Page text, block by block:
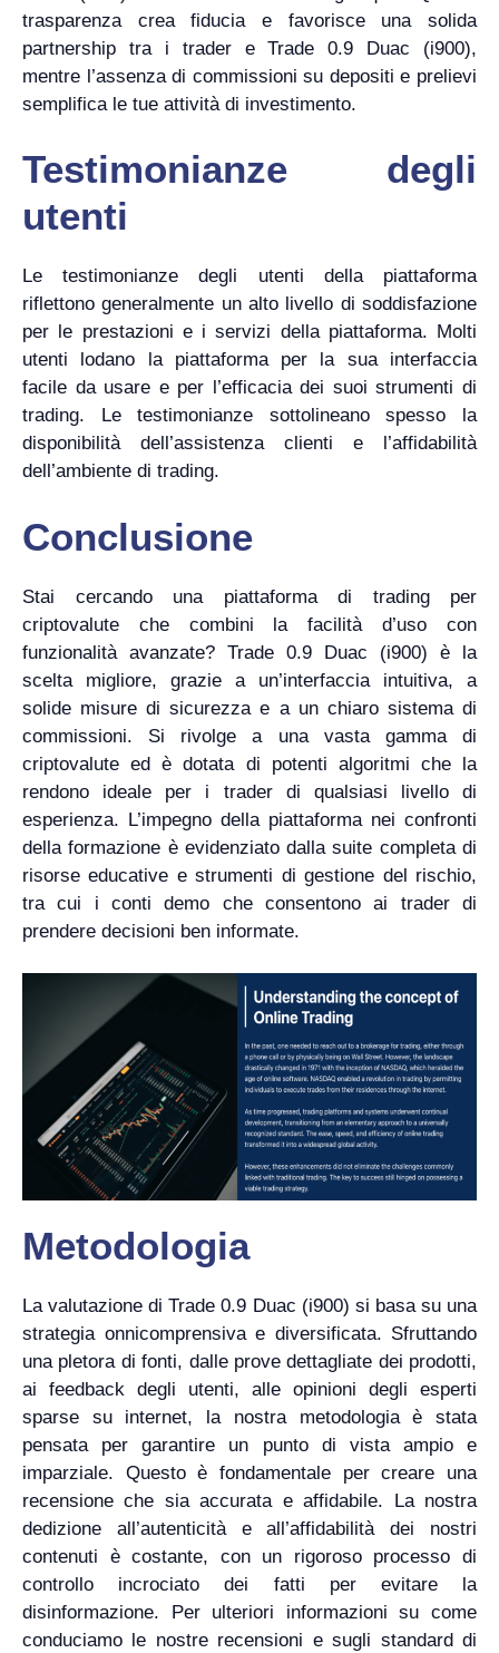
trasparenza crea fiducia e favorisce una solida
partnership tra i trader e Trade 0.9 Duac (i900),
mentre l’assenza di commissioni su depositi e prelievi
semplifica le tue attività di investimento.
Testimonianze degli
utenti
Le testimonianze degli utenti della piattaforma
riflettono generalmente un alto livello di soddisfazione
per le prestazioni e i servizi della piattaforma. Molti
utenti lodano la piattaforma per la sua interfaccia
facile da usare e per l’efficacia dei suoi strumenti di
trading. Le testimonianze sottolineano spesso la
disponibilità dell’assistenza clienti e l’affidabilità
dell’ambiente di trading.
Conclusione
Stai cercando una piattaforma di trading per
criptovalute che combini la facilità d’uso con
funzionalità avanzate? Trade 0.9 Duac (i900) è la
scelta migliore, grazie a un’interfaccia intuitiva, a
solide misure di sicurezza e a un chiaro sistema di
commissioni. Si rivolge a una vasta gamma di
criptovalute ed è dotata di potenti algoritmi che la
rendono ideale per i trader di qualsiasi livello di
esperienza. L’impegno della piattaforma nei confronti
della formazione è evidenziato dalla suite completa di
risorse educative e strumenti di gestione del rischio,
tra cui i conti demo che consentono ai trader di
prendere decisioni ben informate.
Metodologia
La valutazione di Trade 0.9 Duac (i900) si basa su una
strategia onnicomprensiva e diversificata. Sfruttando
una pletora di fonti, dalle prove dettagliate dei prodotti,
ai feedback degli utenti, alle opinioni degli esperti
sparse su internet, la nostra metodologia è stata
pensata per garantire un punto di vista ampio e
imparziale. Questo è fondamentale per creare una
recensione che sia accurata e affidabile. La nostra
dedizione all’autenticità e all’affidabilità dei nostri
contenuti è costante, con un rigoroso processo di
controllo incrociato dei fatti per evitare la
disinformazione. Per ulteriori informazioni su come
conduciamo le nostre recensioni e sugli standard di